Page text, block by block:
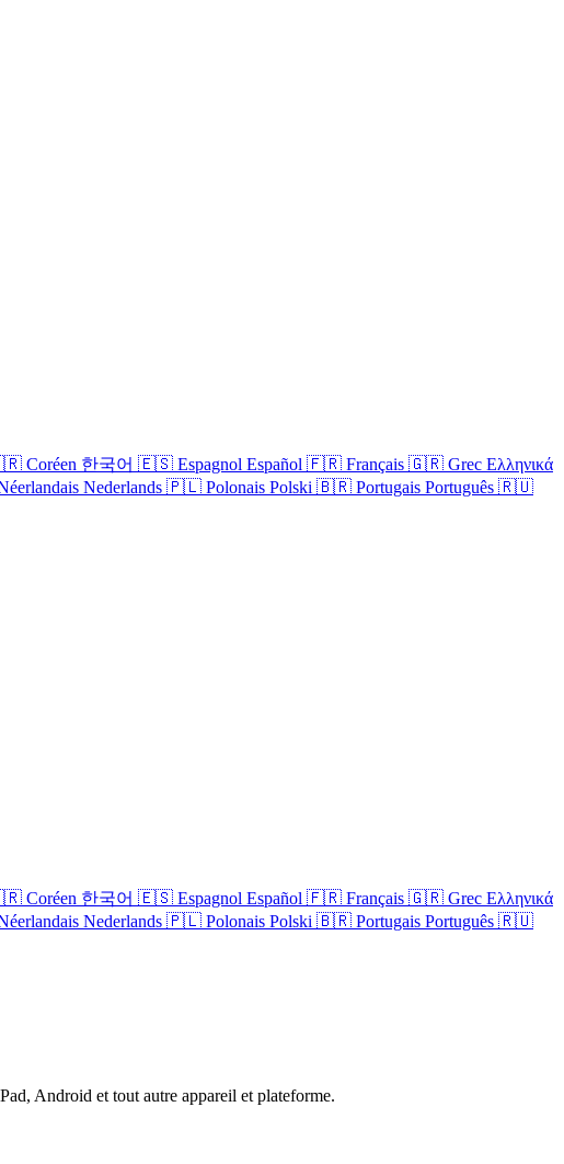
Coréen 한국어 🇪🇸 Espagnol Español 🇫🇷 Français 🇬🇷 Grec Ελληνικά
Nederlands 🇵🇱 Polonais Polski 🇧🇷 Portugais Português 🇷🇺
Coréen 한국어 🇪🇸 Espagnol Español 🇫🇷 Français 🇬🇷 Grec Ελληνικά
Nederlands 🇵🇱 Polonais Polski 🇧🇷 Portugais Português 🇷🇺
Android et tout autre appareil et plateforme.